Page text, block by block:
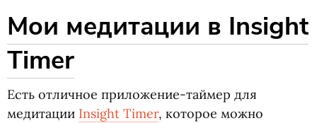
Мои медитации в Insight
Timer
Есть отличное приложение-таймер для
медитации Insight Timer, которое можно